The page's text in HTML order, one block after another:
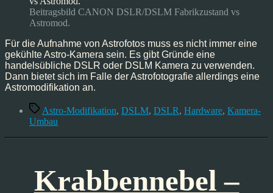
Beitragsbild CANON DSLR/DSLM Fabrikzustand vs
Astromod.
Für die Aufnahme von Astrofotos muss es nicht immer eine
gekühlte Astro-Kamera sein. Es gibt Gründe eine
handelsübliche DSLR oder DSLM Kamera zu verwenden.
Dann bietet sich im Falle der Astrofotografie allerdings eine
Astromodifikation an.
Schlagwörter
Astro-Modifikation, DSLM, DSLR, Hardware, Kamera-
Umbau
Krabbennebel –